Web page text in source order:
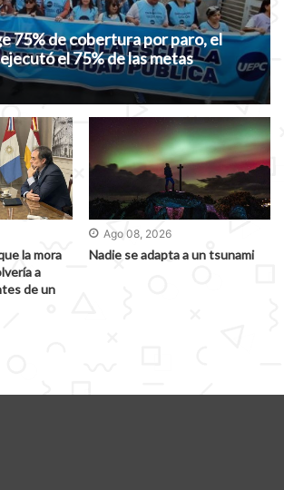
75% de cobertura por paro, el
el 75% de las metas
la mora
a
de un
Ago 08, 2026
Nadie se adapta a un tsunami